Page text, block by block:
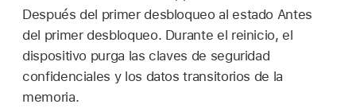
Después del primer desbloqueo al estado Antes
del primer desbloqueo. Durante el reinicio, el
dispositivo purga las claves de seguridad
confidenciales y los datos transitorios de la
memoria.